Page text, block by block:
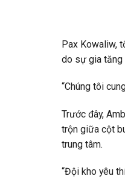
Pax Kowaliw,
do sự gia tăng
“Chúng tôi
Trước đây,
trộn giữa cột
trung tâm.
“Đội kho yêu